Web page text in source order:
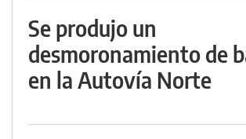
Se produjo un
desmoronamiento de
en la Autovía Norte